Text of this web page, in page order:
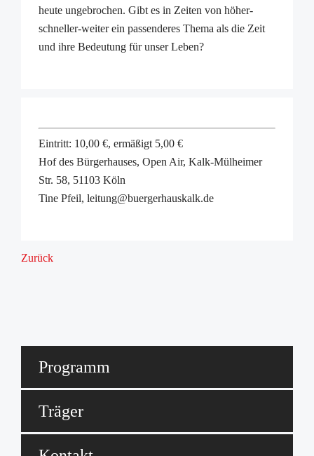
heute ungebrochen. Gibt es in Zeiten von höher-
schneller-weiter ein passenderes Thema als die Zeit
und ihre Bedeutung für unser Leben?
Eintritt: 10,00 €, ermäßigt 5,00 €
Hof des Bürgerhauses, Open Air, Kalk-Mülheimer
Str. 58, 51103 Köln
Tine Pfeil, leitung@buergerhauskalk.de
Zurück
Programm
Träger